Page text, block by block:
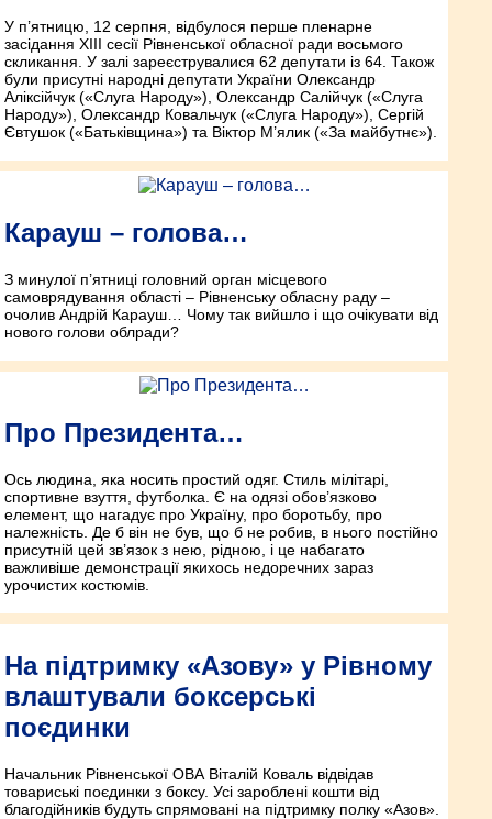
У п’ятницю, 12 серпня, відбулося перше пленарне
засідання XIII сесії Рівненської обласної ради восьмого
скликання. У залі зареєструвалися 62 депутати із 64. Також
були присутні народні депутати України Олександр
Аліксійчук («Слуга Народу»), Олександр Салійчук («Слуга
Народу»), Олександр Ковальчук («Слуга Народу»), Сергій
Євтушок («Батьківщина») та Віктор М’ялик («За майбутнє»).
Карауш – голова…
З минулої п’ятниці головний орган місцевого
самоврядування області – Рівненську обласну раду –
очолив Андрій ­Карауш… Чому так вийшло і що очікувати від
нового голови облради?
Про Президента…
Ось людина, яка носить простий одяг. Стиль мілітарі,
спортивне взуття, футболка. Є на одязі обов’язково
елемент, що нагадує про Україну, про боротьбу, про
належність. Де б він не був, що б не робив, в нього постійно
присутній цей зв’язок з нею, рідною, і це набагато
важливіше демонстрації якихось недоречних зараз
урочистих костюмів.
На підтримку «Азову» у Рівному
влаштували боксерські
поєдинки
Начальник Рівненської ОВА Віталій Коваль відвідав
товариські поєдинки з боксу. Усі зароблені кошти від
благодійників будуть спрямовані на підтримку полку «Азов».